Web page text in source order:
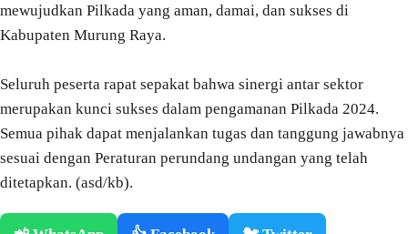
mewujudkan Pilkada yang aman, damai, dan sukses di
Kabupaten Murung Raya.
Seluruh peserta rapat sepakat bahwa sinergi antar sektor
merupakan kunci sukses dalam pengamanan Pilkada 2024.
Semua pihak dapat menjalankan tugas dan tanggung jawabnya
sesuai dengan Peraturan perundang undangan yang telah
ditetapkan. (asd/kb).